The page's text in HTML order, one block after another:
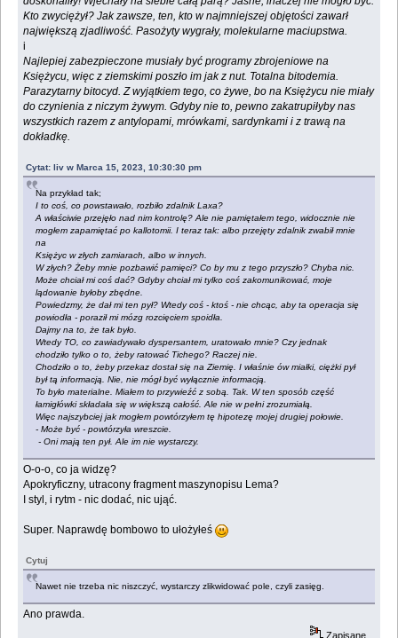
Kto zwyciężył? Jak zawsze, ten, kto w najmniejszej objętości zawarł
największą zjadliwość. Pasożyty wygrały, molekularne maciupstwa.
i
Najlepiej zabezpieczone musiały być programy zbrojeniowe na
Księżycu, więc z ziemskimi poszło im jak z nut. Totalna bitodemia.
Parazytarny bitocyd. Z wyjątkiem tego, co żywe, bo na Księżycu nie miały
do czynienia z niczym żywym. Gdyby nie to, pewno zakatrupiłyby nas
wszystkich razem z antylopami, mrówkami, sardynkami i z trawą na
dokładkę.
Cytat: liv w Marca 15, 2023, 10:30:30 pm
Na przykład tak;
I to coś, co powstawało, rozbiło zdalnik Laxa?
A właściwie przejęło nad nim kontrolę? Ale nie pamiętałem tego, widocznie nie
mogłem zapamiętać po kallotomii. I teraz tak: albo przejęty zdalnik zwabił mnie
na
Księżyc w złych zamiarach, albo w innych.
W złych? Żeby mnie pozbawić pamięci? Co by mu z tego przyszło? Chyba nic.
Może chciał mi coś dać? Gdyby chciał mi tylko coś zakomunikować, moje
lądowanie byłoby zbędne.
Powiedzmy, że dał mi ten pył? Wtedy coś - ktoś - nie chcąc, aby ta operacja się
powiodła - poraził mi mózg rozcięciem spoidła.
Dajmy na to, że tak było.
Wtedy TO, co zawiadywało dyspersantem, uratowało mnie? Czy jednak
chodziło tylko o to, żeby ratować Tichego? Raczej nie.
Chodziło o to, żeby przekaz dostał się na Ziemię. I właśnie ów miałki, ciężki pył
był tą informacją. Nie, nie mógł być wyłącznie informacją.
To było materialne. Miałem to przywieźć z sobą. Tak. W ten sposób część
łamigłówki składała się w większą całość. Ale nie w pełni zrozumiałą.
Więc najszybciej jak mogłem powtórzyłem tę hipotezę mojej drugiej połowie.
- Może być - powtórzyła wreszcie.
- Oni mają ten pył. Ale im nie wystarczy.
O-o-o, co ja widzę?
Apokryficzny, utracony fragment maszynopisu Lema?
I styl, i rytm - nic dodać, nic ująć.
Super. Naprawdę bombowo to ułożyłeś
Cytuj
Nawet nie trzeba nic niszczyć, wystarczy zlikwidować pole, czyli zasięg.
Ano prawda.
Zapisane